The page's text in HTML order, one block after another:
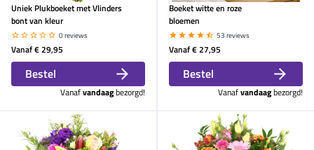
Uniek Plukboeket met Vlinders
bont van kleur
0 reviews
Vanaf€ 29,95
Bestel
Vanafvandaagbezorgd!
Boeket witte en roze
bloemen
53 reviews
Vanaf€ 27,95
Bestel
Vanafvandaagbezorgd!